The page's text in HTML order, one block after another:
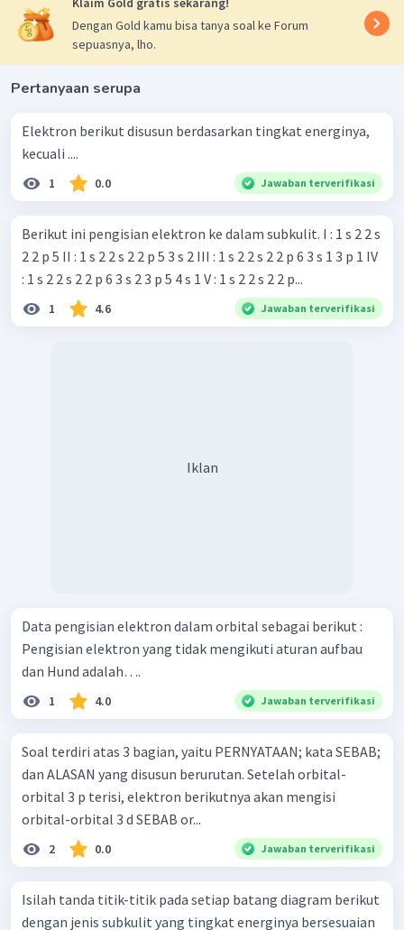
Dengan Gold kamu bisa tanya soal ke Forum
sepuasnya, lho.
Pertanyaan serupa
Elektron berikut disusun berdasarkan tingkat energinya,
kecuali ....
1 0.0 Jawaban terverifikasi
Berikut ini pengisian elektron ke dalam subkulit. I : 1 s 2 2 s
2 2 p 5 II : 1 s 2 2 s 2 2 p 5 3 s 2 III : 1 s 2 2 s 2 2 p 6 3 s 1 3 p 1 IV
: 1 s 2 2 s 2 2 p 6 3 s 2 3 p 5 4 s 1 V : 1 s 2 2 s 2 2 p...
1 4.6 Jawaban terverifikasi
Iklan
Data pengisian elektron dalam orbital sebagai berikut :
Pengisian elektron yang tidak mengikuti aturan aufbau
dan Hund adalah….
1 4.0 Jawaban terverifikasi
Soal terdiri atas 3 bagian, yaitu PERNYATAAN; kata SEBAB;
dan ALASAN yang disusun berurutan. Setelah orbital-
orbital 3 p terisi, elektron berikutnya akan mengisi
orbital-orbital 3 d SEBAB or...
2 0.0 Jawaban terverifikasi
Isilah tanda titik-titik pada setiap batang diagram berikut
dengan jenis subkulit yang tingkat energinya bersesuaian